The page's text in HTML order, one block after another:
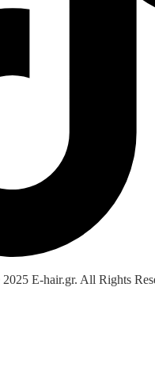
E-hair.gr. All Rights